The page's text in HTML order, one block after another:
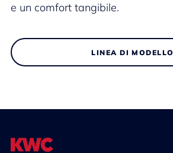
e un comfort tangibile.
LINEA DI MODELLO